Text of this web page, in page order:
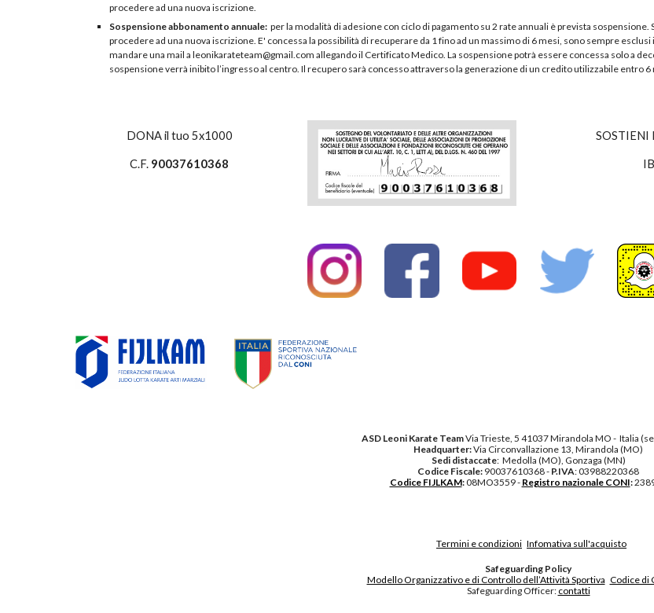
procedere ad una nuova iscrizione.
Sospensione abbonamento annuale: per la modalità di adesione con ciclo di pagamento su 2 rate annuali è prevista
procedere ad una nuova iscrizione. E' concessa la possibilità di recuperare da 1 fino ad un massimo di 6 mesi, sono sempre
mandare una mail a leonikarateteam@gmail.com allegando il Certificato Medico. La sospensione potrà essere concessa solo a
sospensione verrà inibito l’ingresso al centro. Il recupero sarà concesso attraverso la generazione di un credito utilizzabile entro 6
DONA il tuo 5x1000
C.F. 90037610368
SOSTIENI
ASD Leoni Karate TeamVia Trieste, 5 41037 Mirandola MO - Italia
Headquarter:Via Circonvallazione 13, Mirandola (MO)
Sedi distaccate: Medolla (MO), Gonzaga (MN)
Codice Fiscale: 90037610368 - P.IVA: 03988220368
Codice FIJLKAM:08MO3559 - Registro nazionale CONI:
Termini e condizioni Infomativa sull'acquisto
Safeguarding Policy
Modello Organizzativo e di Controllo dell’Attività Sportiva Codice di
Safeguarding Officer: contatti